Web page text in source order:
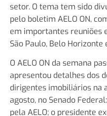
setor. O tema tem sido
pelo boletim AELO ON,
em importantes reuniões
São Paulo, Belo Horizonte
O AELO ON da semana
apresentou detalhes dos
dirigentes imobiliários na
agosto, no Senado
pela AELO; o presidente